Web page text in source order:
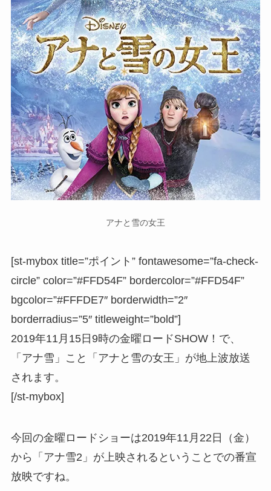
アナと雪の女王
[st-mybox title=”ポイント” fontawesome=”fa-check-
circle” color=”#FFD54F” bordercolor=”#FFD54F”
bgcolor=”#FFFDE7″ borderwidth=”2″
borderradius=”5″ titleweight=”bold”]
2019年11月15日9時の金曜ロードSHOW！で、
「アナ雪」こと「アナと雪の女王」が地上波放送
されます。
[/st-mybox]
今回の金曜ロードショーは2019年11月22日（金）
から「アナ雪2」が上映されるということでの番宣
放映ですね。